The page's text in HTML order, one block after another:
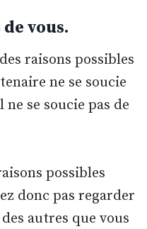
vous.
raisons possibles
ne se soucie
ne se soucie pas de
possibles
donc pas regarder
autres que vous